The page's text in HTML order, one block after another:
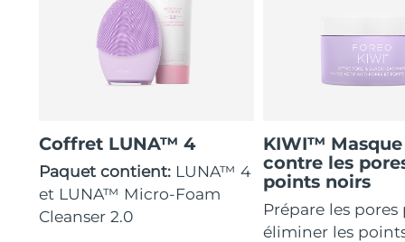
Coffret LUNA™ 4
Paquet contient: LUNA™ 4
et LUNA™ Micro-Foam
Cleanser 2.0
KIWI™
contre les
points noirs
Prépare les
éliminer les